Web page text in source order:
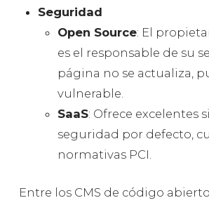
Seguridad
Open Source: El
es el responsable de su
página no se actualiza,
vulnerable.
SaaS: Ofrece excelentes
seguridad por defecto,
normativas PCI.
Entre los CMS de código